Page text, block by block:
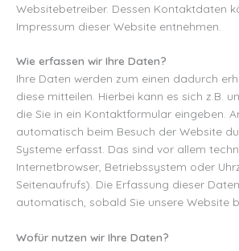
Websitebetreiber. Dessen Kontaktdaten
Impressum dieser Website entnehmen.
Wie erfassen wir Ihre Daten?
Ihre Daten werden zum einen dadurch
diese mitteilen. Hierbei kann es sich z.B.
die Sie in ein Kontaktformular eingeben.
automatisch beim Besuch der Website
Systeme erfasst. Das sind vor allem
Internetbrowser, Betriebssystem oder
Seitenaufrufs). Die Erfassung dieser
automatisch, sobald Sie unsere Website
Wofür nutzen wir Ihre Daten?